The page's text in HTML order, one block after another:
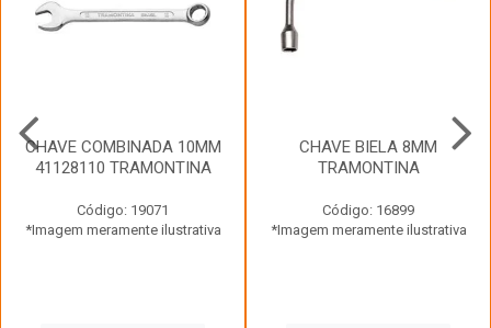
CHAVE COMBINADA 10MM
41128110 TRAMONTINA
Código: 19071
*Imagem meramente ilustrativa
CHAVE BIELA 8MM
TRAMONTINA
Código: 16899
*Imagem meramente ilustrativa